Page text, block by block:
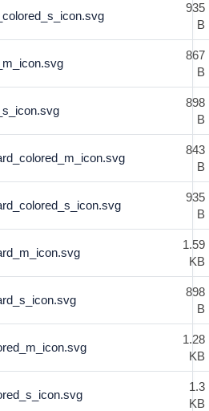
935
B
867
B
898
B
843
B
935
B
1.59
KB
898
B
1.28
KB
1.3
KB